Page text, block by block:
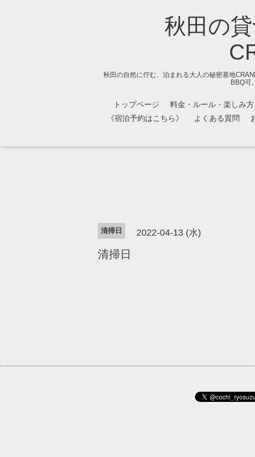
秋田の
秋田の自然に佇む、泊まれる大人の秘密基地
BBQ可
トップページ 料金・ルール・楽しみ方
《宿泊予約はこちら》
よくある質問
清掃日 2022-04-13 (水)
清掃日